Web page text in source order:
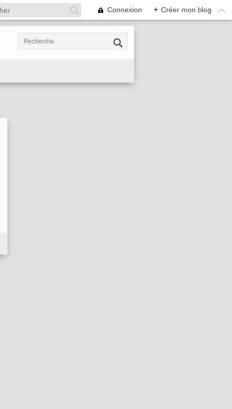
Connexion + Créer mon blog